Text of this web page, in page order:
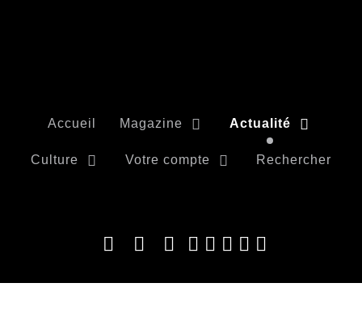
Accueil Magazine Actualité
Culture Votre compte Rechercher